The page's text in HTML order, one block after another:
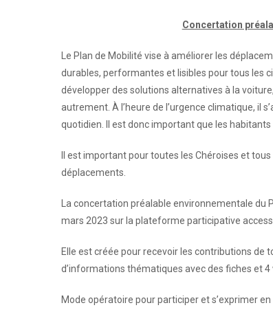
Concertation
Le Plan de Mobilité vise à améliorer les
durables, performantes et lisibles pour tous les
développer des solutions alternatives à la
autrement. À l’heure de l’urgence climatique, il
quotidien. Il est donc important que les
Il est important pour toutes les Chéroises et
déplacements.
La concertation préalable environnementale
mars 2023 sur la plateforme participative
Elle est créée pour recevoir les contributions
d’informations thématiques avec des fiches et 4
Mode opératoire pour participer et s’exprimer en